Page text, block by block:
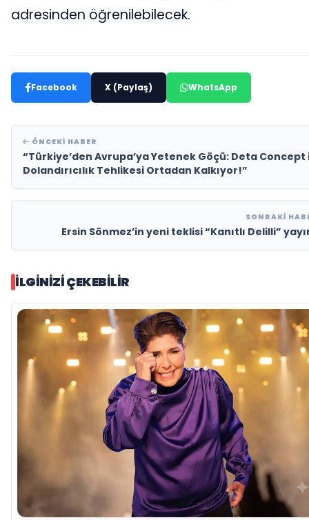
adresinden öğrenilebilecek.
Facebook X (Paylaş) WhatsApp
ÖNCEKI HABER
“Türkiye’den Avrupa’ya Yetenek Göçü: Deta Concept
Dolandırıcılık Tehlikesi Ortadan Kalkıyor!”
SONRAKI
Ersin Sönmez’in yeni teklisi “Kanıtlı Delilli”
İLGINIZI ÇEKEBILIR